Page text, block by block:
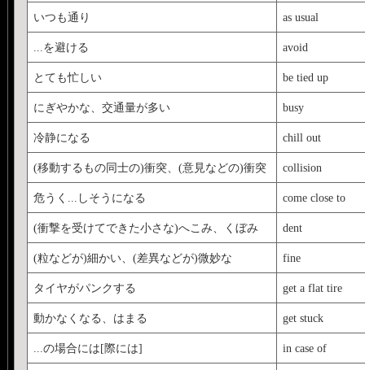
いつも通り as usual
...を避ける avoid
とても忙しい be tied up
にぎやかな、交通量が多い busy
冷静になる chill out
(移動するもの同士の)衝突、(意見などの)衝突 collision
危うく...しそうになる come close to
(衝撃を受けてできた小さな)へこみ、くぼみ dent
(粒などが)細かい、(差異などが)微妙な fine
タイヤがパンクする get a flat tire
動かなくなる、はまる get stuck
...の場合には[際には] in case of